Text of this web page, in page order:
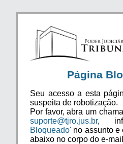
Página
Seu acesso a esta
suspeita de robotização.
Por favor, abra um
suporte@tjro.jus.br,
Bloqueado' no assunto e
abaixo no corpo do e-